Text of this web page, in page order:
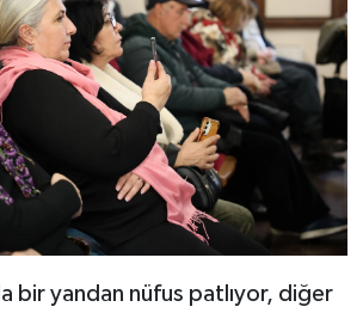
bir yandan nüfus patlıyor, diğer